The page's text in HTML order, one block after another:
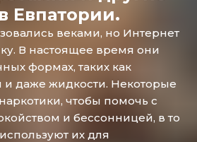
Евпатории.
веками, но Интернет
В настоящее время они
формах, таких как
и даже жидкости. Некоторые
чтобы помочь с
и бессонницей, в то
их для